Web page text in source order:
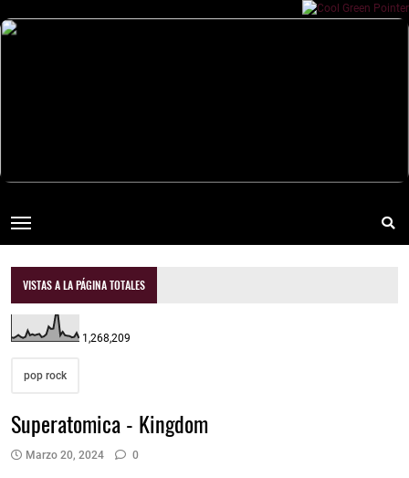
VISTAS A LA PÁGINA TOTALES
1,268,209
pop rock
Superatomica - Kingdom
Marzo 20, 2024 0